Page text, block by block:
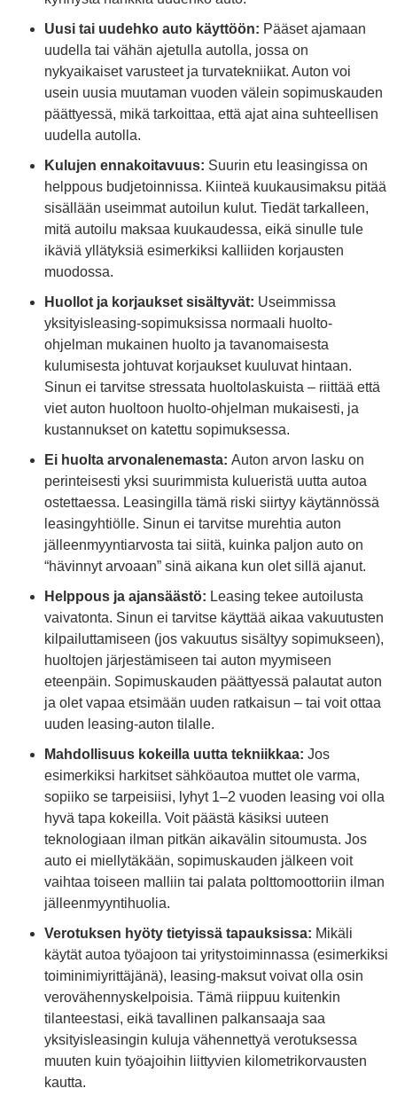
Uusi tai uudehko auto käyttöön: Pääset ajamaan
uudella tai vähän ajetulla autolla, jossa on
nykyaikaiset varusteet ja turvatekniikat. Auton voi
usein uusia muutaman vuoden välein sopimuskauden
päättyessä, mikä tarkoittaa, että ajat aina suhteellisen
uudella autolla.
Kulujen ennakoitavuus: Suurin etu leasingissa on
helppous budjetoinnissa. Kiinteä kuukausimaksu pitää
sisällään useimmat autoilun kulut. Tiedät tarkalleen,
mitä autoilu maksaa kuukaudessa, eikä sinulle tule
ikäviä yllätyksiä esimerkiksi kalliiden korjausten
muodossa.
Huollot ja korjaukset sisältyvät: Useimmissa
yksityisleasing-sopimuksissa normaali huolto-
ohjelman mukainen huolto ja tavanomaisesta
kulumisesta johtuvat korjaukset kuuluvat hintaan.
Sinun ei tarvitse stressata huoltolaskuista – riittää että
viet auton huoltoon huolto-ohjelman mukaisesti, ja
kustannukset on katettu sopimuksessa.
Ei huolta arvonalenemasta: Auton arvon lasku on
perinteisesti yksi suurimmista kulueristä uutta autoa
ostettaessa. Leasingilla tämä riski siirtyy käytännössä
leasingyhtiölle. Sinun ei tarvitse murehtia auton
jälleenmyyntiarvosta tai siitä, kuinka paljon auto on
“hävinnyt arvoaan” sinä aikana kun olet sillä ajanut.
Helppous ja ajansäästö: Leasing tekee autoilusta
vaivatonta. Sinun ei tarvitse käyttää aikaa vakuutusten
kilpailuttamiseen (jos vakuutus sisältyy sopimukseen),
huoltojen järjestämiseen tai auton myymiseen
eteenpäin. Sopimuskauden päättyessä palautat auton
ja olet vapaa etsimään uuden ratkaisun – tai voit ottaa
uuden leasing-auton tilalle.
Mahdollisuus kokeilla uutta tekniikkaa: Jos
esimerkiksi harkitset sähköautoa muttet ole varma,
sopiiko se tarpeisiisi, lyhyt 1–2 vuoden leasing voi olla
hyvä tapa kokeilla. Voit päästä käsiksi uuteen
teknologiaan ilman pitkän aikavälin sitoumusta. Jos
auto ei miellytäkään, sopimuskauden jälkeen voit
vaihtaa toiseen malliin tai palata polttomoottoriin ilman
jälleenmyyntihuolia.
Verotuksen hyöty tietyissä tapauksissa: Mikäli
käytät autoa työajoon tai yritystoiminnassa (esimerkiksi
toiminimiyrittäjänä), leasing-maksut voivat olla osin
verovähennyskelpoisia. Tämä riippuu kuitenkin
tilanteestasi, eikä tavallinen palkansaaja saa
yksityisleasingin kuluja vähennettyä verotuksessa
muuten kuin työajoihin liittyvien kilometrikorvausten
kautta.